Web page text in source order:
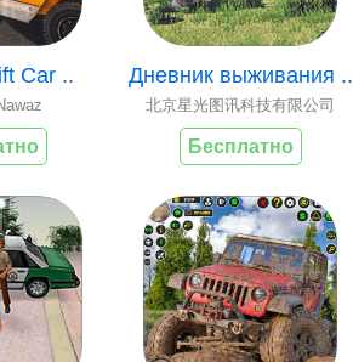
Car .. Дневник выживания ..
北京星光图讯科技有限公司
Бесплатно